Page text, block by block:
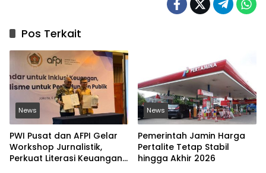
Pos Terkait
News
PWI Pusat dan AFPI Gelar
Workshop Jurnalistik,
Perkuat Literasi Keuangan
News
Pemerintah Jamin Harga
Pertalite Tetap Stabil
hingga Akhir 2026